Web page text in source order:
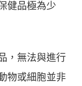
健品極為少
，無法與進行
物或細胞並非